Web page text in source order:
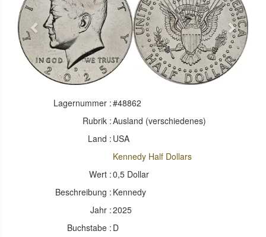
Previous Next
Lagernummer :#48862
Rubrik :Ausland (verschiedenes)
Land : USA
Kennedy Half Dollars
Wert :0,5 Dollar
Beschreibung : Kennedy
Jahr :2025
Buchstabe : D